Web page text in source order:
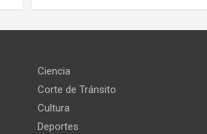
Ciencia
Corte de Tránsito
Cultura
Deportes